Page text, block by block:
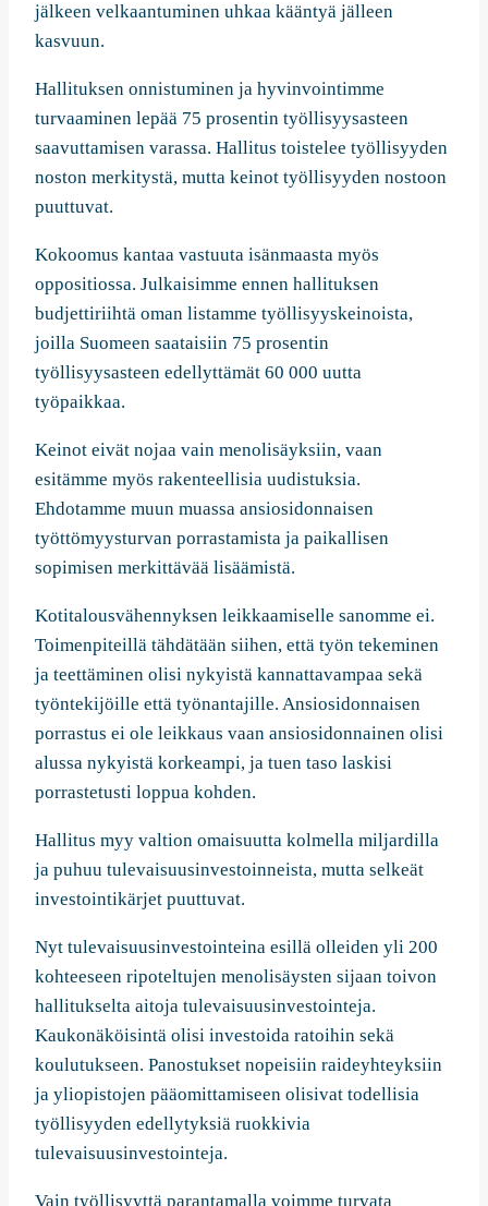
jälkeen velkaantuminen uhkaa kääntyä jälleen
kasvuun.
Hallituksen onnistuminen ja hyvinvointimme
turvaaminen lepää 75 prosentin työllisyysasteen
saavuttamisen varassa. Hallitus toistelee työllisyyden
noston merkitystä, mutta keinot työllisyyden nostoon
puuttuvat.
Kokoomus kantaa vastuuta isänmaasta myös
oppositiossa. Julkaisimme ennen hallituksen
budjettiriihtä oman listamme työllisyyskeinoista,
joilla Suomeen saataisiin 75 prosentin
työllisyysasteen edellyttämät 60 000 uutta
työpaikkaa.
Keinot eivät nojaa vain menolisäyksiin, vaan
esitämme myös rakenteellisia uudistuksia.
Ehdotamme muun muassa ansiosidonnaisen
työttömyysturvan porrastamista ja paikallisen
sopimisen merkittävää lisäämistä.
Kotitalousvähennyksen leikkaamiselle sanomme ei.
Toimenpiteillä tähdätään siihen, että työn tekeminen
ja teettäminen olisi nykyistä kannattavampaa sekä
työntekijöille että työnantajille. Ansiosidonnaisen
porrastus ei ole leikkaus vaan ansiosidonnainen olisi
alussa nykyistä korkeampi, ja tuen taso laskisi
porrastetusti loppua kohden.
Hallitus myy valtion omaisuutta kolmella miljardilla
ja puhuu tulevaisuusinvestoinneista, mutta selkeät
investointikärjet puuttuvat.
Nyt tulevaisuusinvestointeina esillä olleiden yli 200
kohteeseen ripoteltujen menolisäysten sijaan toivon
hallitukselta aitoja tulevaisuusinvestointeja.
Kaukonäköisintä olisi investoida ratoihin sekä
koulutukseen. Panostukset nopeisiin raideyhteyksiin
ja yliopistojen pääomittamiseen olisivat todellisia
työllisyyden edellytyksiä ruokkivia
tulevaisuusinvestointeja.
Vain työllisyyttä parantamalla voimme turvata